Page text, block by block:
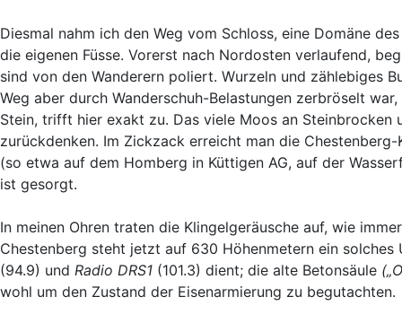
Diesmal nahm ich den Weg vom Schloss, eine Domäne
die eigenen Füsse. Vorerst nach Nordosten verlaufend,
sind von den Wanderern poliert. Wurzeln und zählebiges
Weg aber durch Wanderschuh-Belastungen zerbröselt
Stein, trifft hier exakt zu. Das viele Moos an Steinbrocken
zurückdenken. Im Zickzack erreicht man die
(so etwa auf dem Homberg in Küttigen AG, auf der
ist gesorgt.
In meinen Ohren traten die Klingelgeräusche auf, wie
Chestenberg steht jetzt auf 630 Höhenmetern ein
(94.9) und Radio DRS1 (101.3) dient; die alte Betonsäule
wohl um den Zustand der Eisenarmierung zu begutachten.